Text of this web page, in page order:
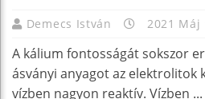
Demecs István 2021 Máj
A kálium fontosságát sokszor
ásványi anyagot az elektrolitok
vízben nagyon reaktív. Vízben ...